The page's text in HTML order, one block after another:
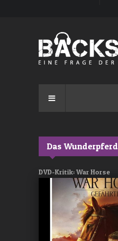
Das Wunderpferd
DVD-Kritik: War Horse